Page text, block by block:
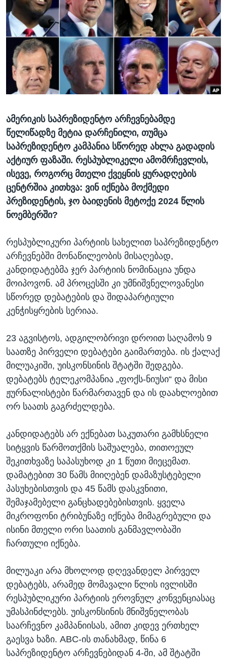
ᲡᲢᲣᲓᲘᲐ ᲕᲐᲨᲘᲜᲒᲢᲝᲜᲘ
ᲔᲙᲝᲜᲝᲛᲘᲙᲐ
ᲯᲐᲜᲛᲠᲗᲔᲚᲝᲑᲐ
ᲛᲔᲪᲜᲘᲔᲠᲔᲑᲐ
ᲘᲜᲢᲔᲠᲕᲘᲣ
ᲙᲣᲚᲢᲣᲠᲐ
ᲓᲔᲖᲘᲜᲤᲝᲠᲛᲐᲪᲘᲐ
Learning English
ᲗᲕᲐᲚᲘ ᲒᲕᲐᲓᲔᲕᲜᲔᲗ
ენები
ამერიკის საპრეზიდენტო არჩევნებამდე
წელიწადზე მეტია დარჩენილი, თუმცა
საპრეზიდენტო კამპანია სწორედ ახლა გადადის
აქტიურ ფაზაში. რესპუბლიკელი ამომრჩევლის,
ისევე, როგორც მთელი ქვეყნის ყურადღების
ცენტრშია კითხვა: ვინ იქნება მოქმედი
პრეზიდენტის, ჯო ბაიდენის მეტოქე 2024 წლის
ნოემბერში?
რესპუბლიკური პარტიის სახელით საპრეზიდენტო
არჩევნებში მონაწილეობის მისაღებად,
კანდიდატებმა ჯერ პარტიის ნომინაცია უნდა
მოიპოვონ. ამ პროცესში კი უმნიშვნელოვანესი
სწორედ დებატების და შიდაპარტიული
კენჭისყრების სერიაა.
23 აგვისტოს, ადგილობრივი დროით საღამოს 9
საათზე პირველი დებატები გაიმართება. ის ქალაქ
მილუაკიში, უისკონსინის შტატში შედგება.
დებატებს ტელეკომპანია „ფოქს-ნიუსი“ და მისი
ჟურნალისტები წარმართავენ და ის დაახლოებით
ორ საათს გაგრძელდება.
კანდიდატებს არ ექნებათ საკუთარი გამხსნელი
სიტყვის წარმოთქმის საშუალება, თითოეულ
შეკითხვაზე საპასუხოდ კი 1 წუთი მიეცემათ.
დამატებით 30 წამს მიიღებენ დამაზუსტებელი
პასუხებისთვის და 45 წამს დასკვნითი,
შემაჯამებელი განცხადებებისთვის. ყველა
მიკროფონი ტრიბუნაზე იქნება მიმაგრებული და
ისინი მთელი ორი საათის განმავლობაში
ჩართული იქნება.
მილუაკი არა მხოლოდ დღევანდელ პირველ
დებატებს, არამედ მომავალი წლის ივლისში
რესპუბლიკური პარტიის ეროვნულ კონვენციასაც
უმასპინძლებს. უისკონსინის მნიშვნელობას
საარჩევნო კამპანიისას, ამით კიდევ ერთხელ
გაესვა ხაზი. ABC-ის თანახმად, წინა 6
საპრეზიდენტო არჩევნებიდან 4-ში, ამ შტატში